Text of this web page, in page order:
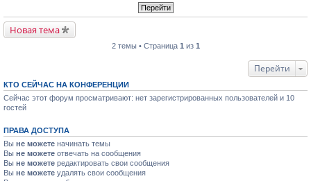
Новая тема
2 темы • Страница 1 из 1
Перейти
КТО СЕЙЧАС НА КОНФЕРЕНЦИИ
Сейчас этот форум просматривают: нет зарегистрированных пользователей и 10
гостей
ПРАВА ДОСТУПА
Вы не можете начинать темы
Вы не можете отвечать на сообщения
Вы не можете редактировать свои сообщения
Вы не можете удалять свои сообщения